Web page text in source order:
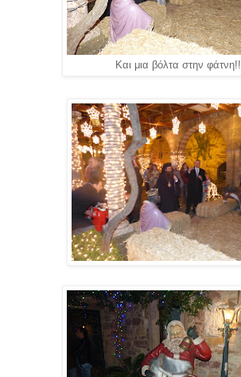
Και μια βόλτα στην φάτνη!!